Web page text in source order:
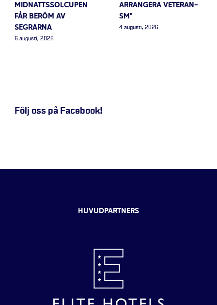
MIDNATTSSOLCUPEN
FÅR BERÖM AV
SEGRARNA
6 augusti, 2026
ARRANGERA VETERAN-
SM”
4 augusti, 2026
Följ oss på Facebook!
HUVUDPARTNERS